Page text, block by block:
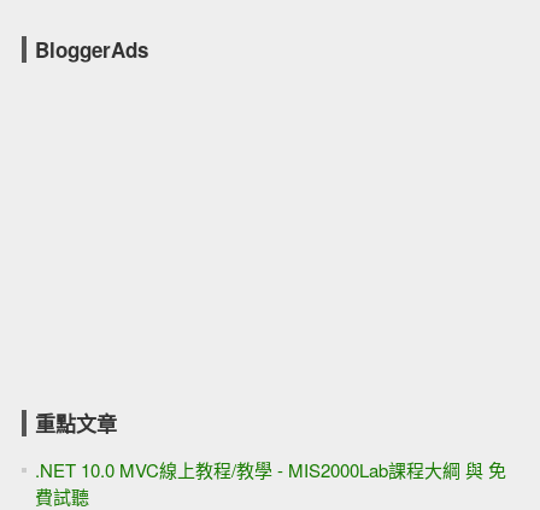
BloggerAds
重點文章
.NET 10.0 MVC線上教程/教學 - MIS2000Lab課程大綱 與 免
費試聽